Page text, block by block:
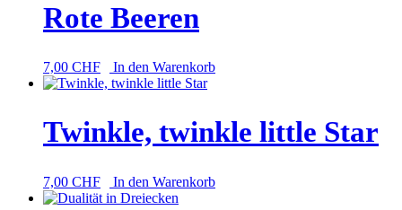
Rote Beeren
7,00 CHF In den Warenkorb
Twinkle, twinkle little Star
7,00 CHF In den Warenkorb